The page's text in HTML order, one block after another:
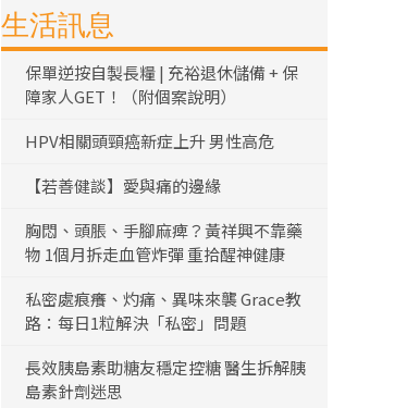
生活訊息
保單逆按自製長糧 | 充裕退休儲備 + 保
障家人GET！（附個案說明）
HPV相關頭頸癌新症上升 男性高危
【若善健談】愛與痛的邊緣
胸悶、頭脹、手腳麻痺？黃祥興不靠藥
物 1個月拆走血管炸彈 重拾醒神健康
私密處痕癢、灼痛、異味來襲 Grace教
路：每日1粒解決「私密」問題
長效胰島素助糖友穩定控糖 醫生拆解胰
島素針劑迷思